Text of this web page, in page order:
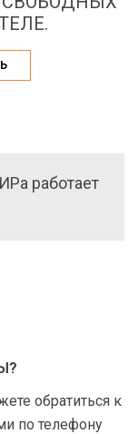
работает
обратиться к
по телефону